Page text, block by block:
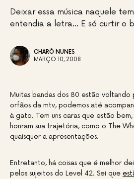
Deixar essa música naquele
entendia a letra… E só curtir o
CHARÔ NUNES
MARÇO 10, 2008
Muitas bandas dos 80 estão voltando
orfãos da mtv, podemos até
à gato. Tem uns caras que estão
honram sua trajetória, como o The
quaisquer a apresentações.
Entretanto, há coisas que é melhor
pelos sujeitos do Level 42. Sei que